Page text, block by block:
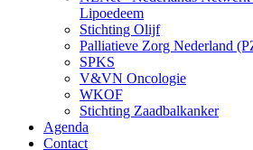
Lipoedeem
Stichting Olijf
Palliatieve Zorg Nederland
SPKS
V&VN Oncologie
WKOF
Stichting Zaadbalkanker
Agenda
Contact